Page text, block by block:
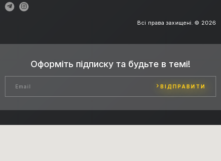
Всі права захищені. © 2026
Оформіть підписку та будьте в темі!
ВІДПРАВИТИ